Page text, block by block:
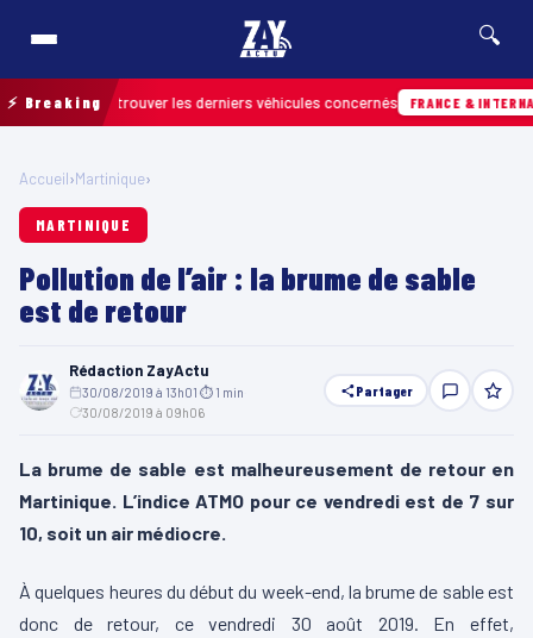
🔍
⚡ Breaking
pour retrouver les derniers véhicules concernés FRANCE &
Accueil›Martinique›
MARTINIQUE
Pollution de l’air : la brume de sable
est de retour
Rédaction ZayActu
30/08/2019 à 13h01 ⏱ 1 min
30/08/2019 à 09h06
Partager
La brume de sable est malheureusement de retour en
Martinique. L’indice ATMO pour ce vendredi est de 7 sur
10, soit un air médiocre.
À quelques heures du début du week-end, la brume de sable est
donc de retour, ce vendredi 30 août 2019. En effet,